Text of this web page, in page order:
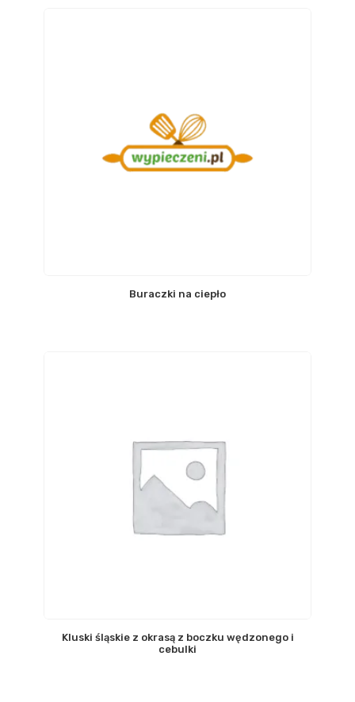
Buraczki na ciepło
Kluski śląskie z okrasą z boczku wędzonego i
cebulki